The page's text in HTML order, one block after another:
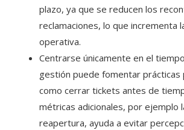
plazo, ya que se reducen los
reclamaciones, lo que incrementa
operativa.
Centrarse únicamente en el
gestión puede fomentar prácticas
como cerrar tickets antes de
métricas adicionales, por ejemplo
reapertura, ayuda a evitar